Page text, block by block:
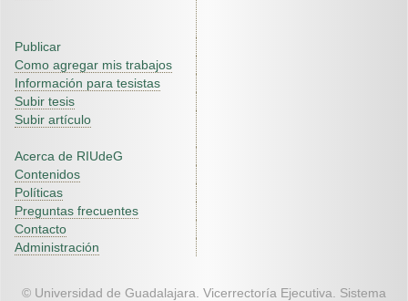
Publicar
Como agregar mis trabajos
Información para tesistas
Subir tesis
Subir artículo
Acerca de RIUdeG
Contenidos
Políticas
Preguntas frecuentes
Contacto
Administración
© Universidad de Guadalajara. Vicerrectoría Ejecutiva. Sistema